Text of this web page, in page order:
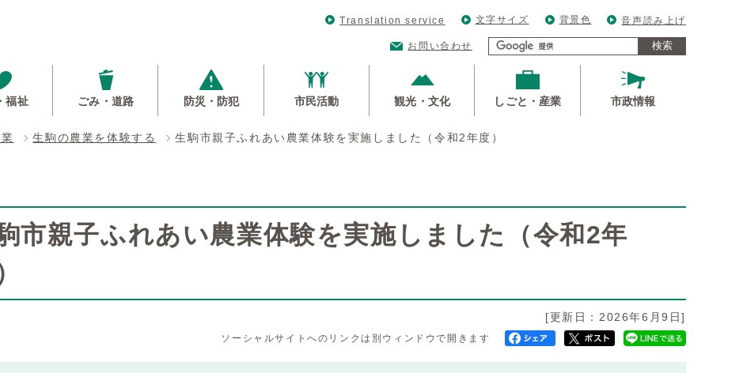
Translation service 文字サイズ 背景色 音声読み上げ
お問い合わせ 検索
福祉 ごみ・道路 防災・防犯 市民活動 観光・文化 しごと・産業 市政情報
生駒の農業を体験する 生駒市親子ふれあい農業体験を実施しました（令和2年度）
市親子ふれあい農業体験を実施しました（令和2年
[更新日：2026年6月9日]
ソーシャルサイトへのリンクは別ウィンドウで開きます